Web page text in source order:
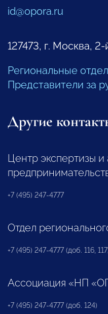
id@opora.ru
127473, г. Москва,
Региональные
Представители за
Другие
Центр экспертизы
+7 (495) 247-4777
Отдел
+7 (495) 247-4777 (доб. 116,
Ассоциация «НП
+7 (495) 247-4777 (доб. 124)